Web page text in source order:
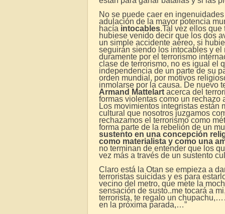
No se puede caer en
adulación de la mayor potencia
hacía intocables.Tal vez ellos
hubiese venido decir que los dos
un simple accidente aéreo, si
seguirán siendo los intocables y
duramente por el terrorismo
clase de terrorismo, no es igual el
independencia de un parte de su
orden mundial, por motivos
inmolarse por la causa. De nuevo
Armand Mattelart acerca del
formas violentas como un rechazo
Los movimientos integristas están
cultural que nosotros juzgamos
rechazamos el terrorismo como
forma parte de la rebelión de un
sustento en una concepción
como materialista y como una
no terminan de entender que los
vez más a través de un sustento
Claro está la Otan se empieza a
terroristas suicidas y es para
vecino del metro, que mete la
sensación de susto..me tocará a
terrorista, te regalo un
en la próxima parada,…”